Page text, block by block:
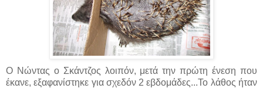
Ο Νώντας ο Σκάντζος λοιπόν, μετά την πρώτη ένεση που
έκανε, εξαφανίστηκε για σχεδόν 2 εβδομάδες...Το λάθος ήταν